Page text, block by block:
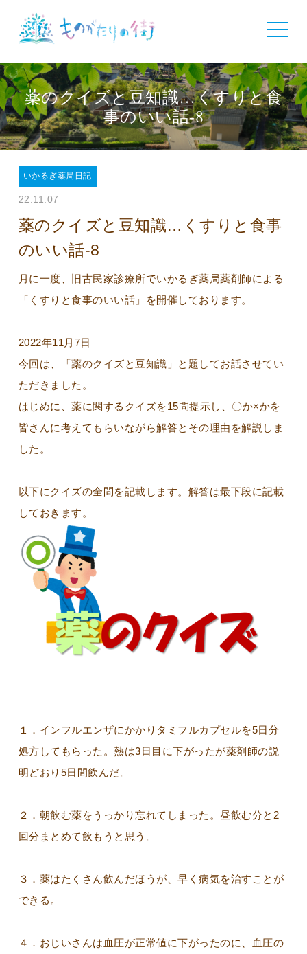
toggle
薬のクイズと豆知識…くすりと食
事のいい話-8
いかるぎ薬局日記
22.11.07
薬のクイズと豆知識…くすりと食事
のいい話-8
月に一度、旧古民家診療所でいかるぎ薬局薬剤師による
「くすりと食事のいい話」を開催しております。
2022年11月7日
今回は、「薬のクイズと豆知識」と題してお話させてい
ただきました。
はじめに、薬に関するクイズを15問提示し、〇か×かを
皆さんに考えてもらいながら解答とその理由を解説しま
した。
以下にクイズの全問を記載します。解答は最下段に記載
しておきます。
１．インフルエンザにかかりタミフルカプセルを5日分
処方してもらった。熱は3日目に下がったが薬剤師の説
明どおり5日間飲んだ。
２．朝飲む薬をうっかり忘れてしまった。昼飲む分と2
回分まとめて飲もうと思う。
３．薬はたくさん飲んだほうが、早く病気を治すことが
できる。
４．おじいさんは血圧が正常値に下がったのに、血圧の